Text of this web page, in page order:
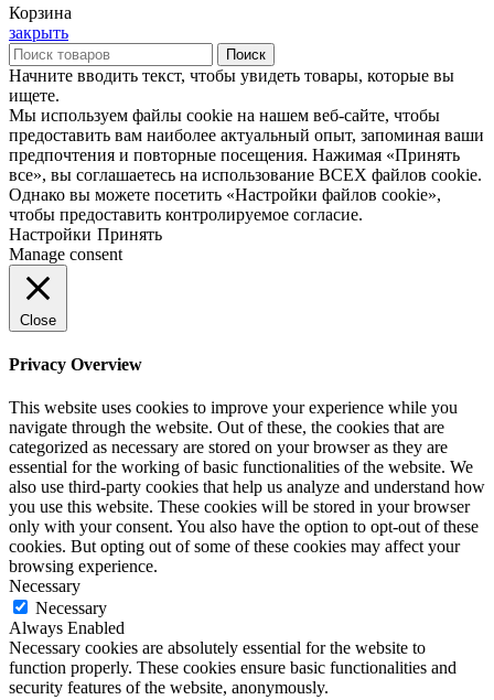
Корзина
закрыть
Поиск
Начните вводить текст, чтобы увидеть товары, которые вы
ищете.
Мы используем файлы cookie на нашем веб-сайте, чтобы
предоставить вам наиболее актуальный опыт, запоминая ваши
предпочтения и повторные посещения. Нажимая «Принять
все», вы соглашаетесь на использование ВСЕХ файлов cookie.
Однако вы можете посетить «Настройки файлов cookie»,
чтобы предоставить контролируемое согласие.
Настройки Принять
Manage consent
Close
Privacy Overview
This website uses cookies to improve your experience while you
navigate through the website. Out of these, the cookies that are
categorized as necessary are stored on your browser as they are
essential for the working of basic functionalities of the website. We
also use third-party cookies that help us analyze and understand how
you use this website. These cookies will be stored in your browser
only with your consent. You also have the option to opt-out of these
cookies. But opting out of some of these cookies may affect your
browsing experience.
Necessary
Necessary
Always Enabled
Necessary cookies are absolutely essential for the website to
function properly. These cookies ensure basic functionalities and
security features of the website, anonymously.